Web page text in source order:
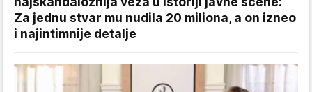
Za jednu stvar mu nudila 20 miliona, a on izneo
i najintimnije detalje